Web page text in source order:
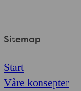
Sitemap
Start
Våre konsepter